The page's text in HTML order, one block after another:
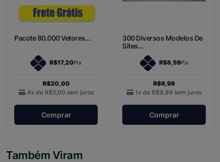
Pacote 80.000 Vetores...
R$17,20Pix
R$20,00
4x de R$5,00 sem juros
Comprar
300 Diversos Modelos De
Sites...
R$8,59Pix
R$9,99
1x de R$9,99 sem juros
Comprar
Também Viram